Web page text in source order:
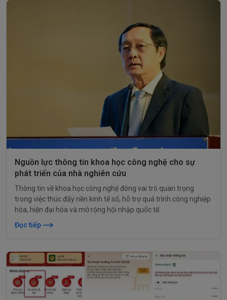
Nguồn lực thông tin khoa học công nghệ cho sự
phát triển của nhà nghiên cứu
Thông tin về khoa học công nghệ đóng vai trò quan trọng
trong việc thúc đẩy nền kinh tế số, hỗ trợ quá trình công nghiệp
hóa, hiện đại hóa và mở rộng hội nhập quốc tế.
Đọc tiếp